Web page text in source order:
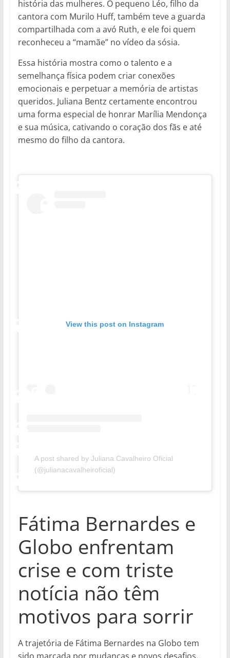
história das mulheres. O pequeno Léo, filho da
cantora com Murilo Huff, também teve a guarda
compartilhada com a avó Ruth, e ele foi quem
reconheceu a “mamãe” no vídeo da sósia.
Essa história mostra como o talento e a
semelhança física podem criar conexões
emocionais e perpetuar a memória de artistas
queridos. Juliana Bentz certamente encontrou
uma forma especial de honrar Marília Mendonça
e sua música, cativando o coração dos fãs e até
mesmo do filho da cantora.
View this post on Instagram
A post shared by Juliana Cavalheiro Oficial
(@julianacavalheiroficial)
Fátima Bernardes e
Globo enfrentam
crise e com triste
notícia não têm
motivos para sorrir
A trajetória de Fátima Bernardes na Globo tem